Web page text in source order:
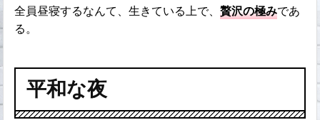
全員昼寝するなんて、生きている上で、贅沢の極みであ
る。
平和な夜